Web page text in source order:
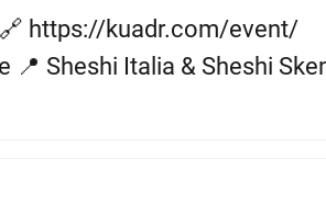
https://kuadr.com/event/
📍 Sheshi Italia & Sheshi